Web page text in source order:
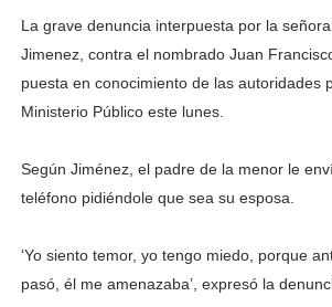
La grave denuncia interpuesta por la
Jimenez, contra el nombrado Juan
puesta en conocimiento de las autoridades
Ministerio Público este lunes.
Según Jiménez, el padre de la menor le
teléfono pidiéndole que sea su esposa.
‘Yo siento temor, yo tengo miedo, porque
pasó, él me amenazaba’, expresó la